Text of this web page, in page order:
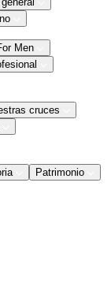
Men
cruces
Patrimonio